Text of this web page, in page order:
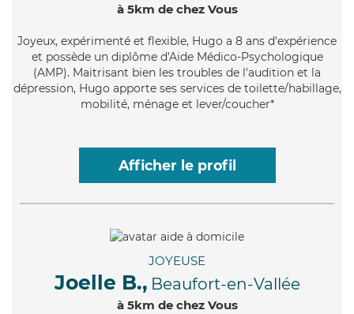
à 5km de chez Vous
Joyeux, expérimenté et flexible, Hugo a 8 ans d'expérience
et possède un diplôme d'Aide Médico-Psychologique
(AMP). Maitrisant bien les troubles de l'audition et la
dépression, Hugo apporte ses services de toilette/habillage,
mobilité, ménage et lever/coucher*
Afficher le profil
JOYEUSE
Joelle B., Beaufort-en-Vallée
à 5km de chez Vous